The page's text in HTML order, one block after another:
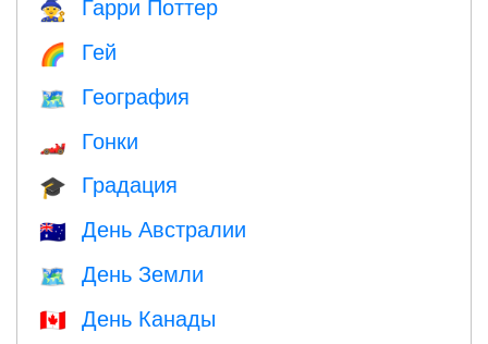
🧙 Гарри Поттер
🌈 Гей
🗺 География
🏎 Гонки
🎓 Градация
🇦🇺 День Австралии
🗺️ День Земли
🇨🇦 День Канады